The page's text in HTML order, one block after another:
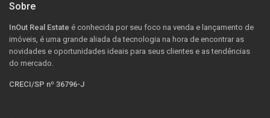
Sobre
InOut Real Estate é conhecida por seu foco na venda e lançamento de
imóveis, é uma grande aliada da tecnologia na hora de encontrar as
novidades e oportunidades ideais para seus clientes e as tendências
do mercado.
CRECI/SP nº 36796-J